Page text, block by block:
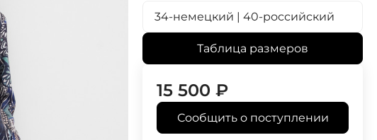
34-немецкий | 40-российский
Таблица размеров
15 500 ₽
Сообщить о поступлении